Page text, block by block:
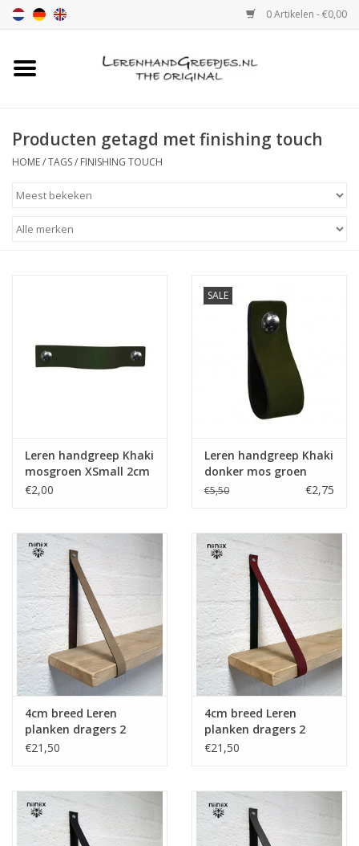
0 Artikelen - €0,00
Home
Leren hand greepjes met print
verstelbaar
Leren plankendragers
Producten getagd met finishing touch
HOME/TAGS/ FINISHING TOUCH
Leren handgreep Khaki
mosgroen XSmall 2cm
breed
€2,00
SALE
Leren handgreep Khaki
donker mos groen
€5,50 €2,75
4cm breed Leren
planken dragers 2
stuks taupe
€21,50
4cm breed Leren
planken dragers 2
stuks plum
€21,50